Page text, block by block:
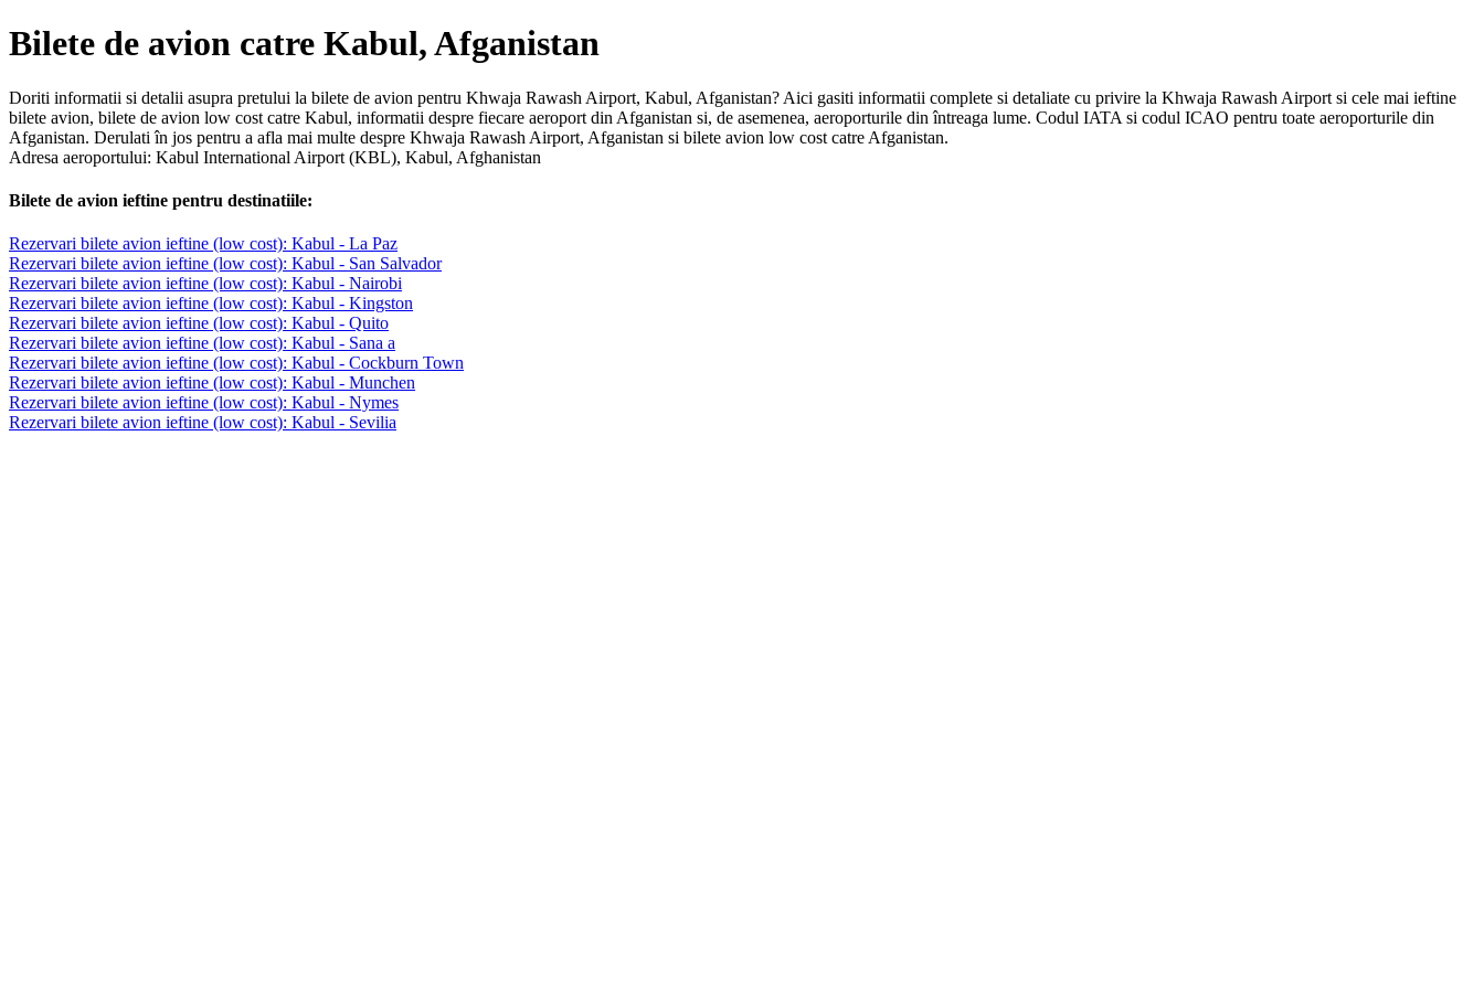
Bilete de avion catre Kabul, Afganistan
Doriti informatii si detalii asupra pretului la bilete de avion pentru Khwaja Rawash Airport, Kabul, Afganistan? Aici gasiti informatii complete si detaliate cu privire la Khwaja Rawash Airport si cele mai ieftine
bilete avion, bilete de avion low cost catre Kabul, informatii despre fiecare aeroport din Afganistan si, de asemenea, aeroporturile din întreaga lume. Codul IATA si codul ICAO pentru toate aeroporturile din
Afganistan. Derulati în jos pentru a afla mai multe despre Khwaja Rawash Airport, Afganistan si bilete avion low cost catre Afganistan.
Adresa aeroportului: Kabul International Airport (KBL), Kabul, Afghanistan
Bilete de avion ieftine pentru destinatiile:
Rezervari bilete avion ieftine (low cost): Kabul - La Paz
Rezervari bilete avion ieftine (low cost): Kabul - San Salvador
Rezervari bilete avion ieftine (low cost): Kabul - Nairobi
Rezervari bilete avion ieftine (low cost): Kabul - Kingston
Rezervari bilete avion ieftine (low cost): Kabul - Quito
Rezervari bilete avion ieftine (low cost): Kabul - Sana a
Rezervari bilete avion ieftine (low cost): Kabul - Cockburn Town
Rezervari bilete avion ieftine (low cost): Kabul - Munchen
Rezervari bilete avion ieftine (low cost): Kabul - Nymes
Rezervari bilete avion ieftine (low cost): Kabul - Sevilia